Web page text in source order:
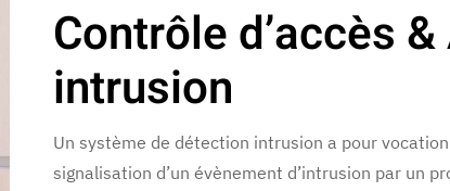
Contrôle d’accès
intrusion
Un système de détection intrusion a pour
signalisation d’un évènement d’intrusion par un